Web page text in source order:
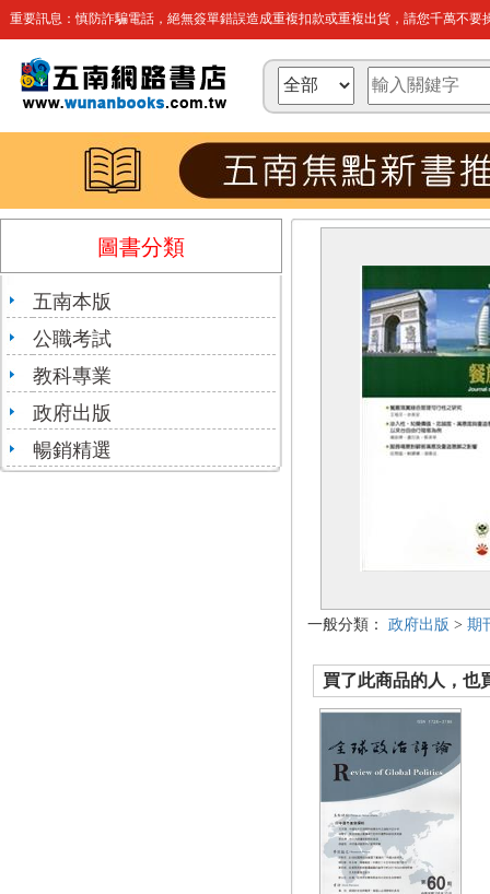
重要訊息：慎防詐騙電話，絕無簽單錯誤造成重複扣款或重複出貨，請您千萬不要
圖書分類
五南本版
公職考試
教科專業
政府出版
暢銷精選
一般分類： 政府出版 > 期
買了此商品的人，也